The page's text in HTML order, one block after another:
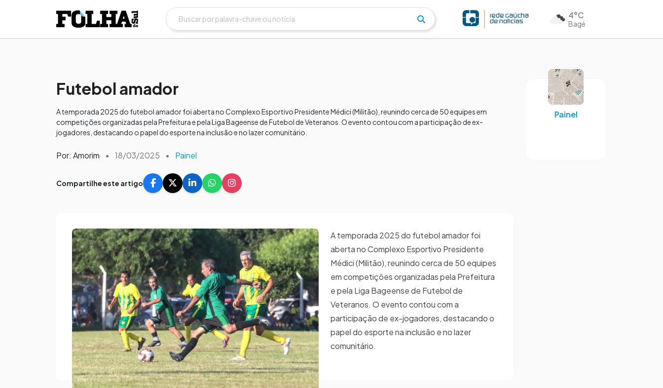
4°C
Bagé
Futebol amador
A temporada 2025 do futebol amador foi aberta no Complexo Esportivo Presidente Médici (Militão), reunindo cerca de 50 equipes em
competições organizadas pela Prefeitura e pela Liga Bageense de Futebol de Veteranos. O evento contou com a participação de ex-
jogadores, destacando o papel do esporte na inclusão e no lazer comunitário.
Por: Amorim • 18/03/2025 • Painel
Compartilhe este artigo
A temporada 2025 do futebol amador foi
aberta no Complexo Esportivo Presidente
Médici (Militão), reunindo cerca de 50 equipes
em competições organizadas pela Prefeitura
e pela Liga Bageense de Futebol de
Veteranos. O evento contou com a
participação de ex-jogadores, destacando o
papel do esporte na inclusão e no lazer
comunitário.
Painel